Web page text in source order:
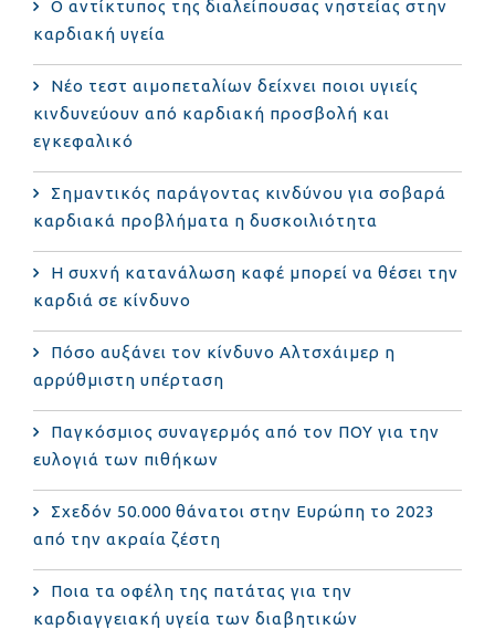
Ο αντίκτυπος της διαλείπουσας νηστείας στην
καρδιακή υγεία
Νέο τεστ αιμοπεταλίων δείχνει ποιοι υγιείς
κινδυνεύουν από καρδιακή προσβολή και
εγκεφαλικό
Σημαντικός παράγοντας κινδύνου για σοβαρά
καρδιακά προβλήματα η δυσκοιλιότητα
Η συχνή κατανάλωση καφέ μπορεί να θέσει την
καρδιά σε κίνδυνο
Πόσο αυξάνει τον κίνδυνο Αλτσχάιμερ η
αρρύθμιστη υπέρταση
Παγκόσμιος συναγερμός από τον ΠΟΥ για την
ευλογιά των πιθήκων
Σχεδόν 50.000 θάνατοι στην Ευρώπη το 2023
από την ακραία ζέστη
Ποια τα οφέλη της πατάτας για την
καρδιαγγειακή υγεία των διαβητικών